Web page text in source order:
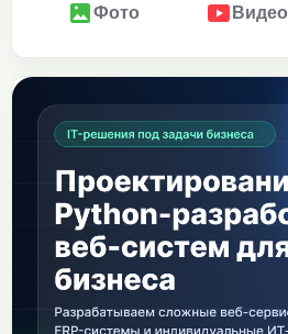
Фото Видео